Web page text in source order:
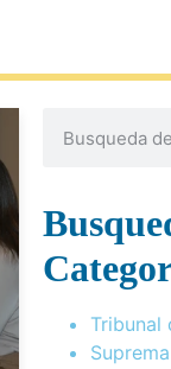
Tribunal